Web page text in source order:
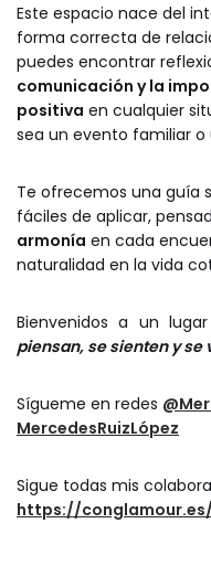
Este espacio nace del
forma correcta de
puedes encontrar
comunicación y la
positiva en cualquier
sea un evento familiar
Te ofrecemos una guía
fáciles de aplicar,
armonía en cada
naturalidad en la vida
Bienvenidos a un
piensan, se sienten y se
Sígueme en redes
MercedesRuizLópez
Sigue todas mis
https://